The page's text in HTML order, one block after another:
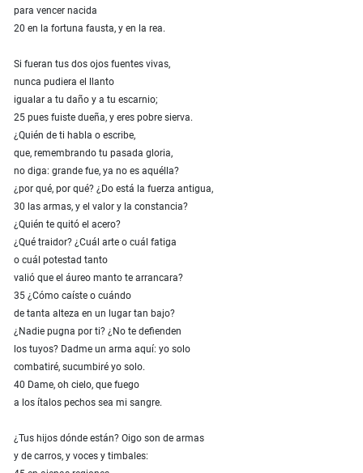
para vencer nacida
20 en la fortuna fausta, y en la rea.
Si fueran tus dos ojos fuentes vivas,
nunca pudiera el llanto
igualar a tu daño y a tu escarnio;
25 pues fuiste dueña, y eres pobre sierva.
¿Quién de ti habla o escribe,
que, remembrando tu pasada gloria,
no diga: grande fue, ya no es aquélla?
¿por qué, por qué? ¿Do está la fuerza antigua,
30 las armas, y el valor y la constancia?
¿Quién te quitó el acero?
¿Qué traidor? ¿Cuál arte o cuál fatiga
o cuál potestad tanto
valió que el áureo manto te arrancara?
35 ¿Cómo caíste o cuándo
de tanta alteza en un lugar tan bajo?
¿Nadie pugna por ti? ¿No te defienden
los tuyos? Dadme un arma aquí: yo solo
combatiré, sucumbiré yo solo.
40 Dame, oh cielo, que fuego
a los ítalos pechos sea mi sangre.
¿Tus hijos dónde están? Oigo son de armas
y de carros, y voces y timbales: